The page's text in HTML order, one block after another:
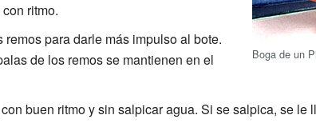
Boga de un
ritmo.
para darle más impulso al bote.
de los remos se mantienen en el
buen ritmo y sin salpicar agua. Si se salpica, se le